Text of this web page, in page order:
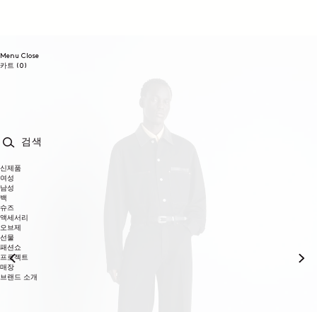
Menu Close
카트 (0)
신제품
여성
남성
백
슈즈
액세서리
오브제
선물
패션쇼
프로젝트
매장
브랜드 소개